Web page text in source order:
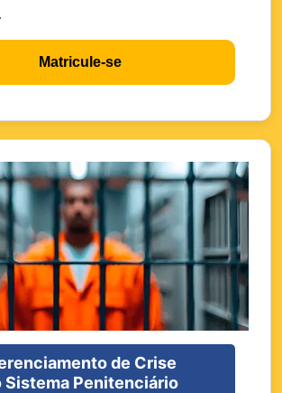
Matricule-se
de Crise
Sistema Penitenciário